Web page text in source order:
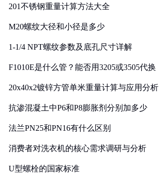
201不锈钢重量计算方法大全
M20螺纹大径和小径是多少
1-1/4 NPT螺纹参数及底孔尺寸详解
F1010E是什么管？能否用3205或3505代换
20x40x2镀锌方管单米重量计算与应用分析
抗渗混凝土中P6和P8膨胀剂分别加多少
法兰PN25和PN16有什么区别
消费者对洗衣机的核心需求调研与分析
U型螺栓的国家标准